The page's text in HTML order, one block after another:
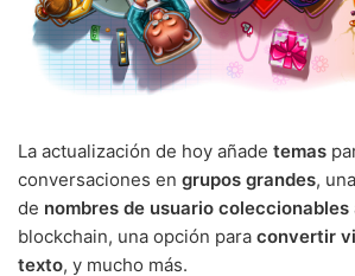
La actualización de hoy añade temas
conversaciones en grupos grandes,
de nombres de usuario coleccionables
blockchain, una opción para convertir
texto, y mucho más.